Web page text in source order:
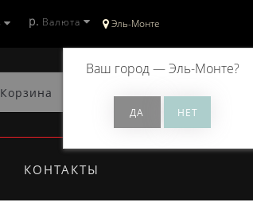
Эль-Монте
Ваш город —Эль-Монте?
р. Валюта
Корзина 0
КОНТАКТЫ